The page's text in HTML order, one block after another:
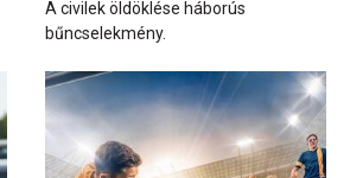
A civilek öldöklése háborús
bűncselekmény.